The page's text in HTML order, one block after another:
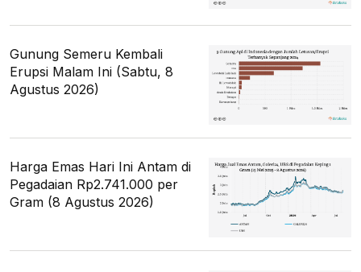
Gunung Semeru Kembali
Erupsi Malam Ini (Sabtu, 8
Agustus 2026)
Harga Emas Hari Ini Antam di
Pegadaian Rp2.741.000 per
Gram (8 Agustus 2026)